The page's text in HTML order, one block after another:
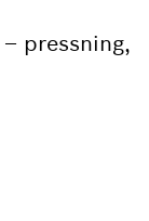
pressning,